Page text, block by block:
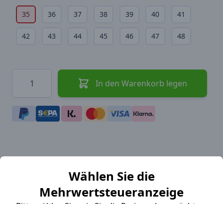
Wählen Sie die
Mehrwertsteueranzeige
35 36 37 38 39 40 41
42 43 44 45 46 47 48
In den Warenkorb legen
Beschreibung